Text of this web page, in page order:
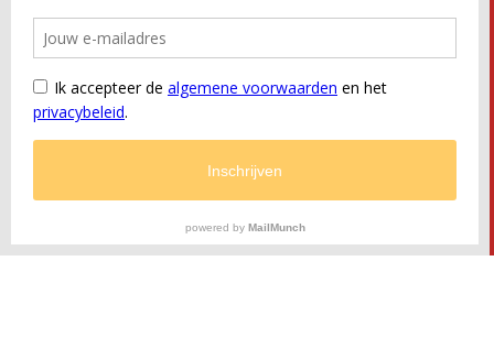
CONTACTEER ONS
Smaakbureau Meug
Kerkstraat 19 | 2060 Antwerpen
T +32 (0) 479 32 02 66
BE 0675 505 327
RPRAntwerpen